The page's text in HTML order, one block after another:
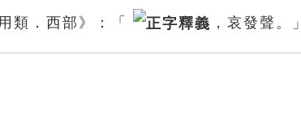
類．西部》：「
，哀發聲。」